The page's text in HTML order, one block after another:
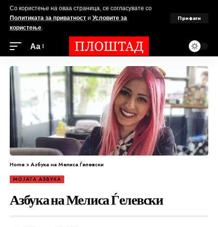
Со користење на оваа страница, се согласувате со
Политиката за приватност и Условите за
користење.
Прифати
Аа
Home»Азбука на Мелиса Ѓелевски
МОЈАТА АЗБУКА
Азбука на Мелиса Ѓелевски